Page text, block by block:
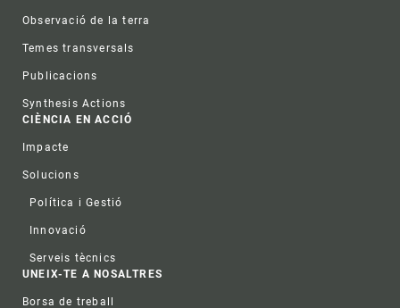
Observació de la terra
Temes transversals
Publicacions
Synthesis Actions
CIÈNCIA EN ACCIÓ
Impacte
Solucions
Política i Gestió
Innovació
Serveis tècnics
UNEIX-TE A NOSALTRES
Borsa de treball